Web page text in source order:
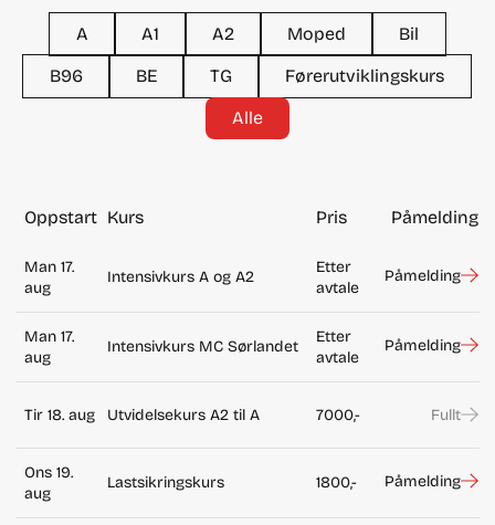
A A1 A2 Moped
Bil
B96
BE TG
Førerutviklingskurs
Alle
Oppstart Kurs Pris Påmelding
Man 17.
aug
Intensivkurs A og A2
Etter
avtale
Påmelding
Man 17.
aug
Intensivkurs MC Sørlandet
Etter
avtale
Påmelding
Tir 18. aug Utvidelsekurs A2 til A 7000,- Fullt
Ons 19.
aug
Lastsikringskurs 1800,- Påmelding